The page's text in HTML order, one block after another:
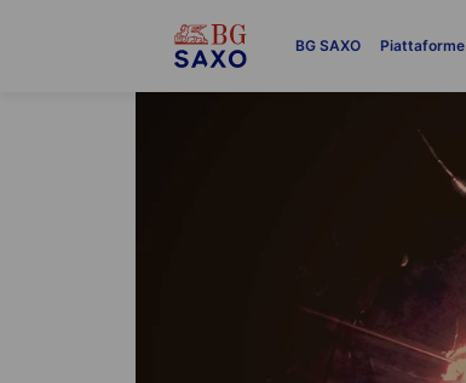
BG SAXO Piattaforme